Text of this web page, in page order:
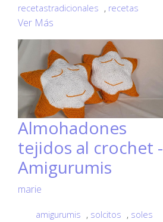
recetastradicionales , recetas
Ver Más
Almohadones
tejidos al crochet -
Amigurumis
marie
amigurumis , solcitos , soles